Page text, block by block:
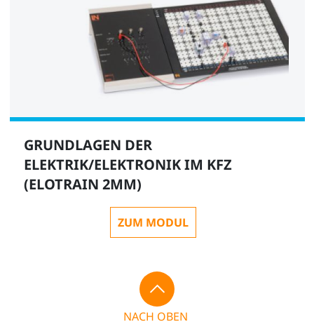
GRUNDLAGEN DER
ELEKTRIK/ELEKTRONIK IM KFZ
(ELOTRAIN 2MM)
ZUM MODUL
NACH OBEN